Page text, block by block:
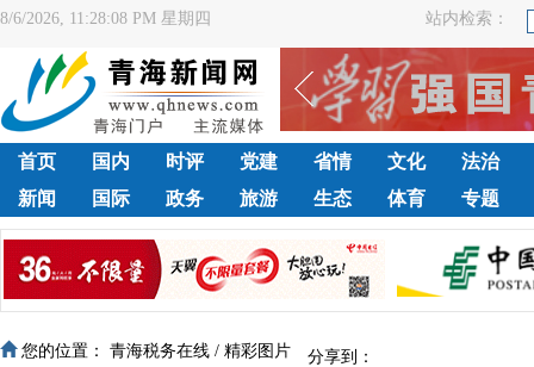
8/6/2026, 11:28:09 PM 星期四 站内检索：
首页 国内 时评 党建 省情 文化
法治
新闻
国际 政务 旅游 生态 体育 专题
您的位置： 青海税务在线 / 精彩图片 分享到：